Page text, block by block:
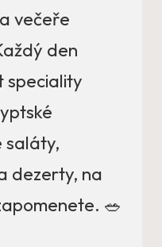
večeře
den
speciality
saláty,
dezerty, na
🥗